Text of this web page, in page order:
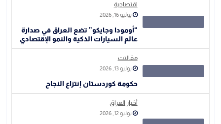
اقتصادية
يوليو 16, 2026
“أومودا وجايكو” تضع العراق في صدارة
عالم السيارات الذكية والنمو الإقتصادي
مقالات
يوليو 13, 2026
حكومة كوردستان إنتزاع النجاح
أخبار العراق
يوليو 12, 2026